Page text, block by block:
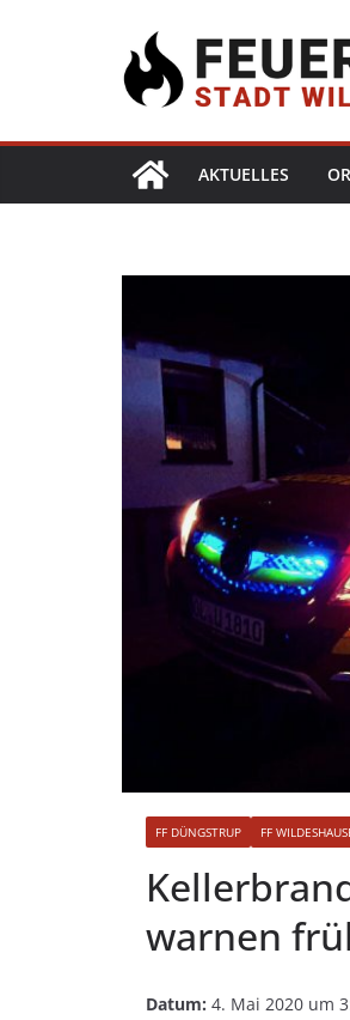
AKTUELLES
FF DÜNGSTRUP FF
warnen
Datum: 4. Mai 2020 um